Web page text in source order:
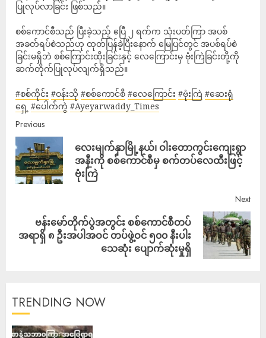
ပြုလုပ်လာခြင်း ဖြစ်သည်။
စစ်ကောင်စီသည် ပြီးခဲ့သည့် ဧပြီ ၂ ရက်က သုံးပတ်ကြာ အပစ်
အခတ်ရပ်စဲသည်ဟု ထုတ်ပြန်ခဲ့ပြီးနောက် မြေပြင်တွင် အပစ်ရပ်စဲ
ခြင်းမရှိဘဲ စစ်ကြောင်းထိုးခြင်းနှင့် လေကြောင်းမှ ဗုံးကြဲခြင်းတို့ကို
ဆက်တိုက်ပြုလုပ်လျက်ရှိသည်။
#စစ်ကိုင်း #ဝန်းသို #စစ်ကောင်စီ #လေကြောင်း #ဗုံးကြဲ #ဆေးရုံ
ရှေ့ #ပေါက်ကွဲ #Ayeyarwaddy_Times
Previous
လေးမျက်နှာမြို့နယ်၊ ဝါးတောကွင်းကျေးရွာ
အနီးကို စစ်ကောင်စီမှ စက်တပ်လေထီးဖြင့်
ဗုံးကြဲ
Next
ဗန်းမော်တိုက်ပွဲအတွင်း စစ်ကောင်စီတပ်
အရာရှိ ၈ ဦးအပါအဝင် တပ်ဖွဲ့ဝင် ၅၀၀ နီးပါး
သေဆုံး ပျောက်ဆုံးမှုရှိ
TRENDING NOW